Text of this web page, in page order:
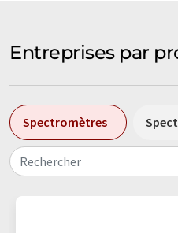
Entreprises par
Spectromètres
Rechercher